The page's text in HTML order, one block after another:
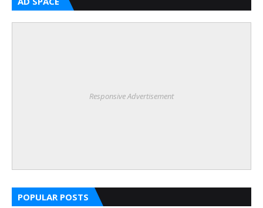
Responsive Advertisement
POPULAR POSTS